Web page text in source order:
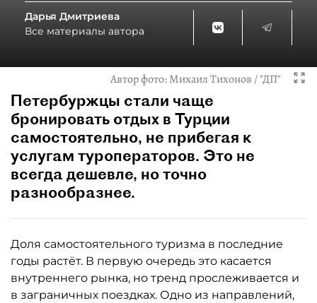
Дарья Дмитриева
Все материалы автора
Автор фото:Михаил Тихонов / "ДП"
Петербуржцы стали чаще
бронировать отдых в Турции
самостоятельно, не прибегая к
услугам туроператоров. Это не
всегда дешевле, но точно
разнообразнее.
Доля самостоятельного туризма в последние
годы растёт. В первую очередь это касается
внутреннего рынка, но тренд прослеживается и
в заграничных поездках. Одно из направлений,